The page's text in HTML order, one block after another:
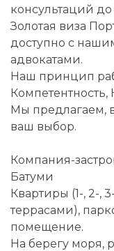
консультаций
Золотая виза
доступно с
адвокатами.
Наш принцип
Мы предлагаем,
ваш выбор.
Компания-
Батуми
Квартиры (1-, 2-,
террасами),
помещение.
На берегу моря,